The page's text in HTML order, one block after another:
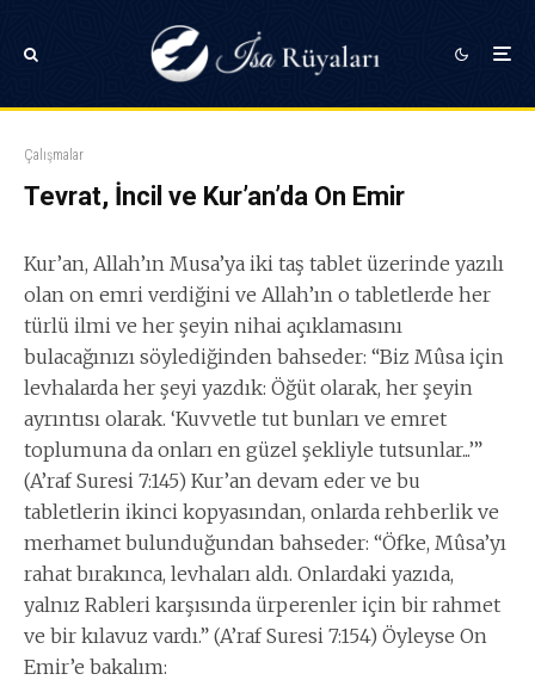
Çalışmalar
Tevrat, İncil ve Kur’an’da On Emir
Kur’an, Allah’ın Musa’ya iki taş tablet üzerinde yazılı
olan on emri verdiğini ve Allah’ın o tabletlerde her
türlü ilmi ve her şeyin nihai açıklamasını
bulacağınızı söylediğinden bahseder: “Biz Mûsa için
levhalarda her şeyi yazdık: Öğüt olarak, her şeyin
ayrıntısı olarak. ‘Kuvvetle tut bunları ve emret
toplumuna da onları en güzel şekliyle tutsunlar...’”
(A’raf Suresi 7:145) Kur’an devam eder ve bu
tabletlerin ikinci kopyasından, onlarda rehberlik ve
merhamet bulunduğundan bahseder: “Öfke, Mûsa’yı
rahat bırakınca, levhaları aldı. Onlardaki yazıda,
yalnız Rableri karşısında ürperenler için bir rahmet
ve bir kılavuz vardı.” (A’raf Suresi 7:154) Öyleyse On
Emir’e bakalım: